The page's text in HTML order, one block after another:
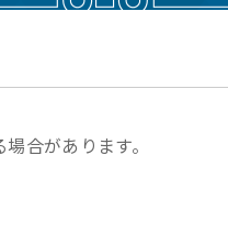
合があります。